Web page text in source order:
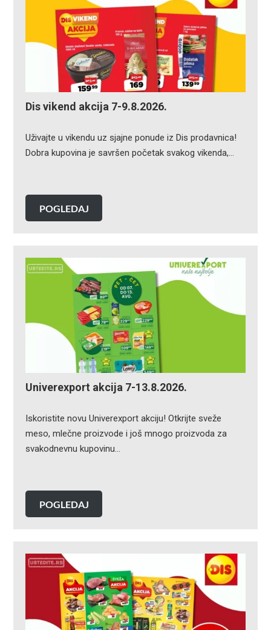
Dis vikend akcija 7-9.8.2026.
Uživajte u vikendu uz sjajne ponude iz Dis prodavnica!
Dobra kupovina je savršen početak svakog vikenda,…
POGLEDAJ
Univerexport akcija 7-13.8.2026.
Iskoristite novu Univerexport akciju! Otkrijte sveže
meso, mlečne proizvode i još mnogo proizvoda za
svakodnevnu kupovinu…
POGLEDAJ